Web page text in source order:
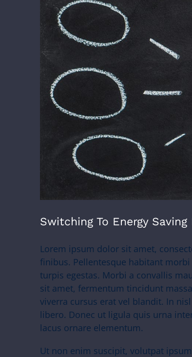
Image
Switching To Energy Saving
Lorem ipsum dolor sit amet,
finibus. Pellentesque habitant
turpis egestas. Morbi a convallis
sit amet, fermentum tincidunt
viverra cursus erat vel blandit. In
libero. Donec ut ligula quis urna
lacus ornare elementum.
Ut non enim suscipit, volutpat